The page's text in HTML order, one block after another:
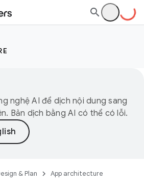
nghệ AI để dịch nội dung sang
Bản dịch bằng AI có thể có lỗi.
& Plan App architecture